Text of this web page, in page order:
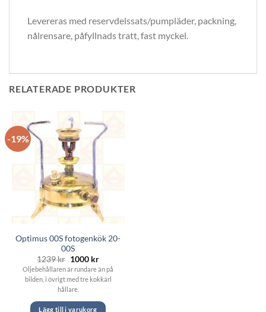
Levereras med reservdelssats/pumpläder, packning,
nålrensare, påfyllnads tratt, fast myckel.
RELATERADE PRODUKTER
-19%
Optimus 00S fotogenkök 20-
00S
1239kr Det
ursprungliga
priset
var:
1239 kr.
1000 krDet
nuvarande
priset
är:
Oljebehållaren är rundare än på
bilden, i övrigt med tre kokkärl
hållare.
Lägg till i varukorg